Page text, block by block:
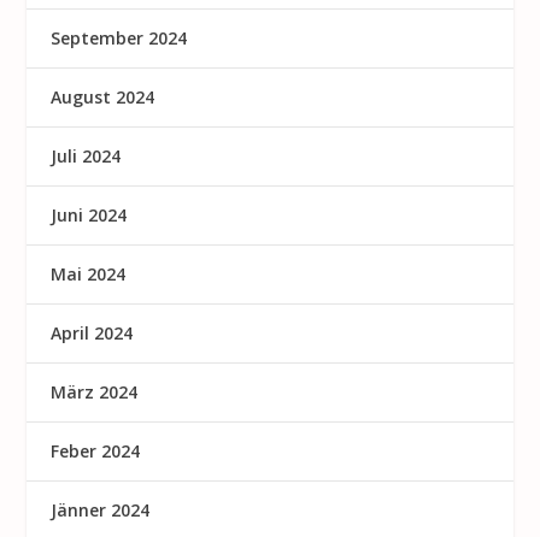
September 2024
August 2024
Juli 2024
Juni 2024
Mai 2024
April 2024
März 2024
Feber 2024
Jänner 2024